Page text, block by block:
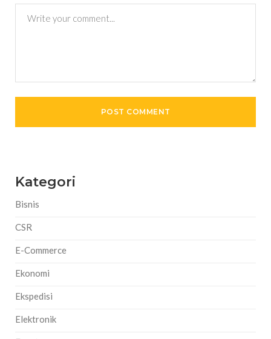
Kategori
Bisnis
CSR
E-Commerce
Ekonomi
Ekspedisi
Elektronik